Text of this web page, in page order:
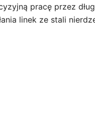
pracę przez
linek ze stali